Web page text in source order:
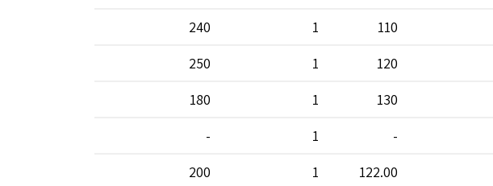
110
1
240
120
1
250
130
1
180
-
1
-
122.00
1
200